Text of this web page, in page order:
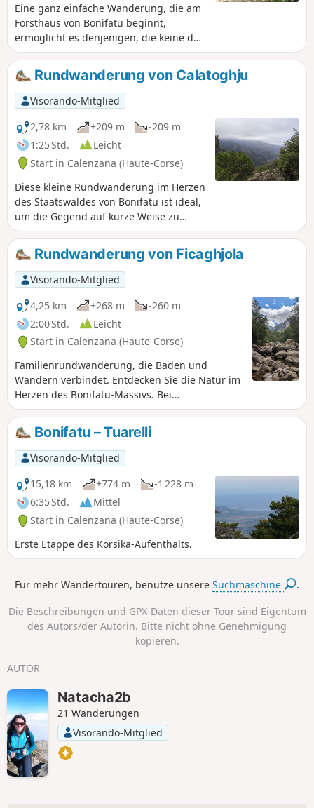
Eine ganz einfache Wanderung, die am
Forsthaus von Bonifatu beginnt,
ermöglicht es denjenigen, die keine der
zahlreichen, recht technischen
Wanderungen von diesem
wunderschönen Ort aus unternehmen
möchten oder können, einen
geschützten Naturraum zu entdecken.
Die Wanderung folgt dem Talgrund und
ist nicht schwierig, bietet aber sehr
schöne Ausblicke auf die umliegenden
Gipfel und die Möglichkeit, im darunter
liegenden Fluss zu baden. In diesem
Fall ist der Zugang jedoch manchmal
etwas akrobatisch.
Rundwanderung von Calatoghju
Visorando-Mitglied
2,78 km
+209 m
-209 m
1:25 Std.
Leicht
Start in Calenzana (Haute-Corse)
Diese kleine Rundwanderung im Herzen
des Staatswaldes von Bonifatu ist ideal,
um die Gegend auf kurze Weise zu
entdecken. Die Rundwanderung führt
an den Ruinen des Schlosses von Prinz
Pierre Bonaparte vorbei und bietet
schattige Abschnitte. Der Rundweg ist
grün markiert.
Rundwanderung von Ficaghjola
Visorando-Mitglied
4,25 km
+268 m
-260 m
2:00 Std.
Leicht
Start in Calenzana (Haute-Corse)
Familienrundwanderung, die Baden und
Wandern verbindet. Entdecken Sie die Natur im
Herzen des Bonifatu-Massivs. Bei
Hochwassergefahr zu vermeiden. Der
Startpunkt der Rundwanderung von Ficaghjola
befindet sich ganz unten am Parkplatz. Sie
steigen zunächst zum Flussufer hinab,
überqueren dann eine Fußgängerbrücke und
steigen anschließend wieder hinauf.
Bonifatu – Tuarelli
Visorando-Mitglied
15,18 km
+774 m
-1 228 m
6:35 Std.
Mittel
Start in Calenzana (Haute-Corse)
Erste Etappe des Korsika-Aufenthalts.
Für mehr Wandertouren, benutze unsereSuchmaschine .
Die Beschreibungen und GPX-Daten dieser Tour sind Eigentum
des Autors/der Autorin. Bitte nicht ohne Genehmigung
kopieren.
AUTOR
Natacha2b
21 Wanderungen
Visorando-Mitglied